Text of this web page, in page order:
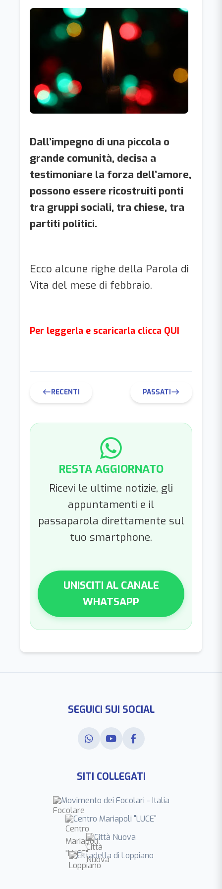
Dall’impegno di una piccola o
grande comunità, decisa a
testimoniare la forza dell’amore,
possono essere ricostruiti ponti
tra gruppi sociali, tra chiese, tra
partiti politici.
Ecco alcune righe della Parola di
Vita del mese di febbraio.
Per leggerla e scaricarla clicca QUI
westRECENTI PASSATIeast
RESTA AGGIORNATO
Ricevi le ultime notizie, gli
appuntamenti e il
passaparola direttamente sul
tuo smartphone.
UNISCITI AL CANALE
WHATSAPP
SEGUICI SUI SOCIAL
SITI COLLEGATI
Movimento dei Focolari - Italia
Centro Mariapoli "LUCE"
Città Nuova
Cittadella di Loppiano